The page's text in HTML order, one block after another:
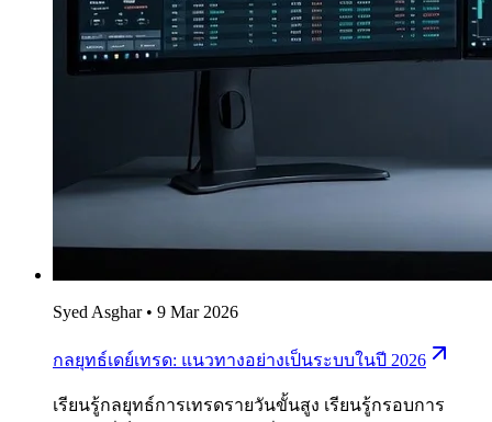
Syed Asghar• 9 Mar 2026
กลยุทธ์เดย์เทรด: แนวทางอย่างเป็นระบบในปี 2026
เรียนรู้กลยุทธ์การเทรดรายวันขั้นสูง เรียนรู้กรอบการ